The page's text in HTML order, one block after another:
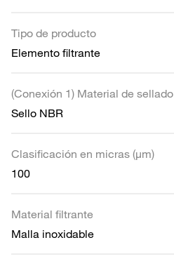
Tipo de producto
Elemento filtrante
(Conexión 1) Material de sellado
Sello NBR
Clasificación en micras (µm)
100
Material filtrante
Malla inoxidable